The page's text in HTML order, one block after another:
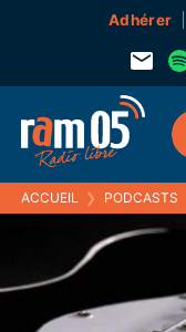
Adhérer
ACCUEIL ❯ PODCASTS